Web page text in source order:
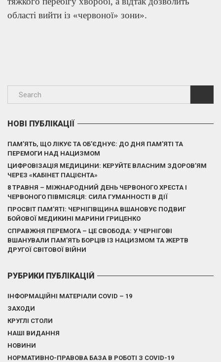
області вийти із «червоної» зони».
НОВІ ПУБЛІКАЦІЇ
ПАМ’ЯТЬ, ЩО ЛІКУЄ ТА ОБ’ЄДНУЄ: ДО ДНЯ ПАМ’ЯТІ ТА
ПЕРЕМОГИ НАД НАЦИЗМОМ
ЦИФРОВІЗАЦІЯ МЕДИЦИНИ: КЕРУЙТЕ ВЛАСНИМ ЗДОРОВ’ЯМ
ЧЕРЕЗ «КАБІНЕТ ПАЦІЄНТА»
8 ТРАВНЯ – МІЖНАРОДНИЙ ДЕНЬ ЧЕРВОНОГО ХРЕСТА І
ЧЕРВОНОГО ПІВМІСЯЦЯ: СИЛА ГУМАННОСТІ В ДІЇ
ПРОСВІТ ПАМ’ЯТІ: ЧЕРНІГІВЩИНА ВШАНОВУЄ ПОДВИГ
БОЙОВОЇ МЕДИКИНІ МАРИНИ ГРИЦЕНКО
СПРАВЖНЯ ПЕРЕМОГА – ЦЕ СВОБОДА: У ЧЕРНІГОВІ
ВШАНУВАЛИ ПАМ’ЯТЬ БОРЦІВ ІЗ НАЦИЗМОМ ТА ЖЕРТВ
ДРУГОЇ СВІТОВОЇ ВІЙНИ
РУБРИКИ ПУБЛІКАЦІЙ
ІНФОРМАЦІЙНІ МАТЕРІАЛИ COVID – 19
ЗАХОДИ
КРУГЛІ СТОЛИ
НАШІ ВИДАННЯ
НОВИНИ
НОРМАТИВНО-ПРАВОВА БАЗА В РОБОТІ З COVID-19